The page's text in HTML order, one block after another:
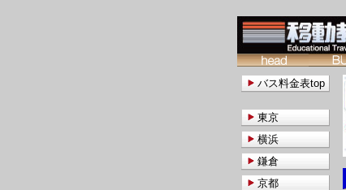
バス料金表top
東京
横浜
鎌倉
京都